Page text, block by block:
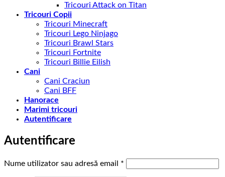
Tricouri Attack on Titan
Tricouri Copii
Tricouri Minecraft
Tricouri Lego Ninjago
Tricouri Brawl Stars
Tricouri Fortnite
Tricouri Billie Eilish
Cani
Cani Craciun
Cani BFF
Hanorace
Marimi tricouri
Autentificare
Autentificare
Nume utilizator sau adresă email *